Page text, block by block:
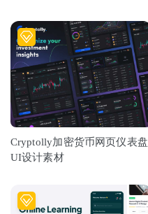
Cryptolly加密货币网页仪表盘
UI设计素材